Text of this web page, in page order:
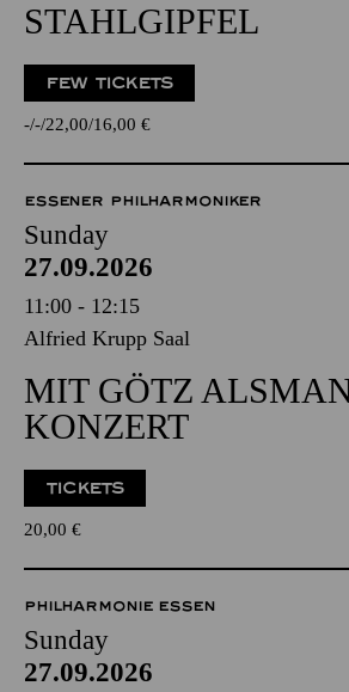
STAHLGIPFEL
FEW TICKETS
- - 22,00 16,00 €
ESSENER PHILHARMONIKER
Sunday
27.09.2026
11:00 - 12:15
Alfried Krupp Saal
MIT GÖTZ
KONZERT
TICKETS
20,00 €
PHILHARMONIE ESSEN
Sunday
27.09.2026